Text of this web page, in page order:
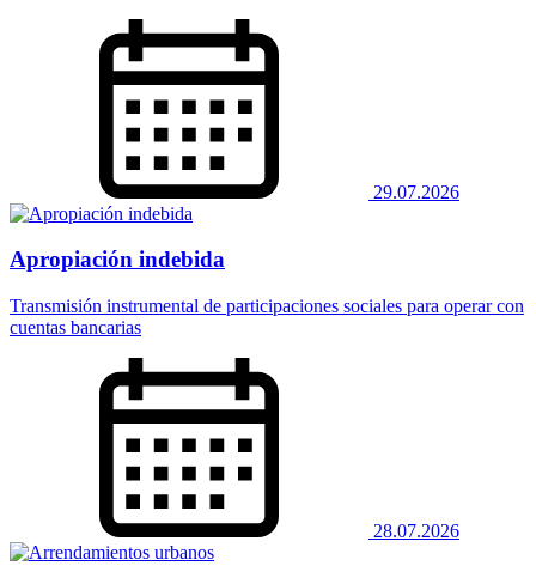
29.07.2026
Apropiación indebida
Transmisión instrumental de participaciones sociales para operar con
cuentas bancarias
28.07.2026